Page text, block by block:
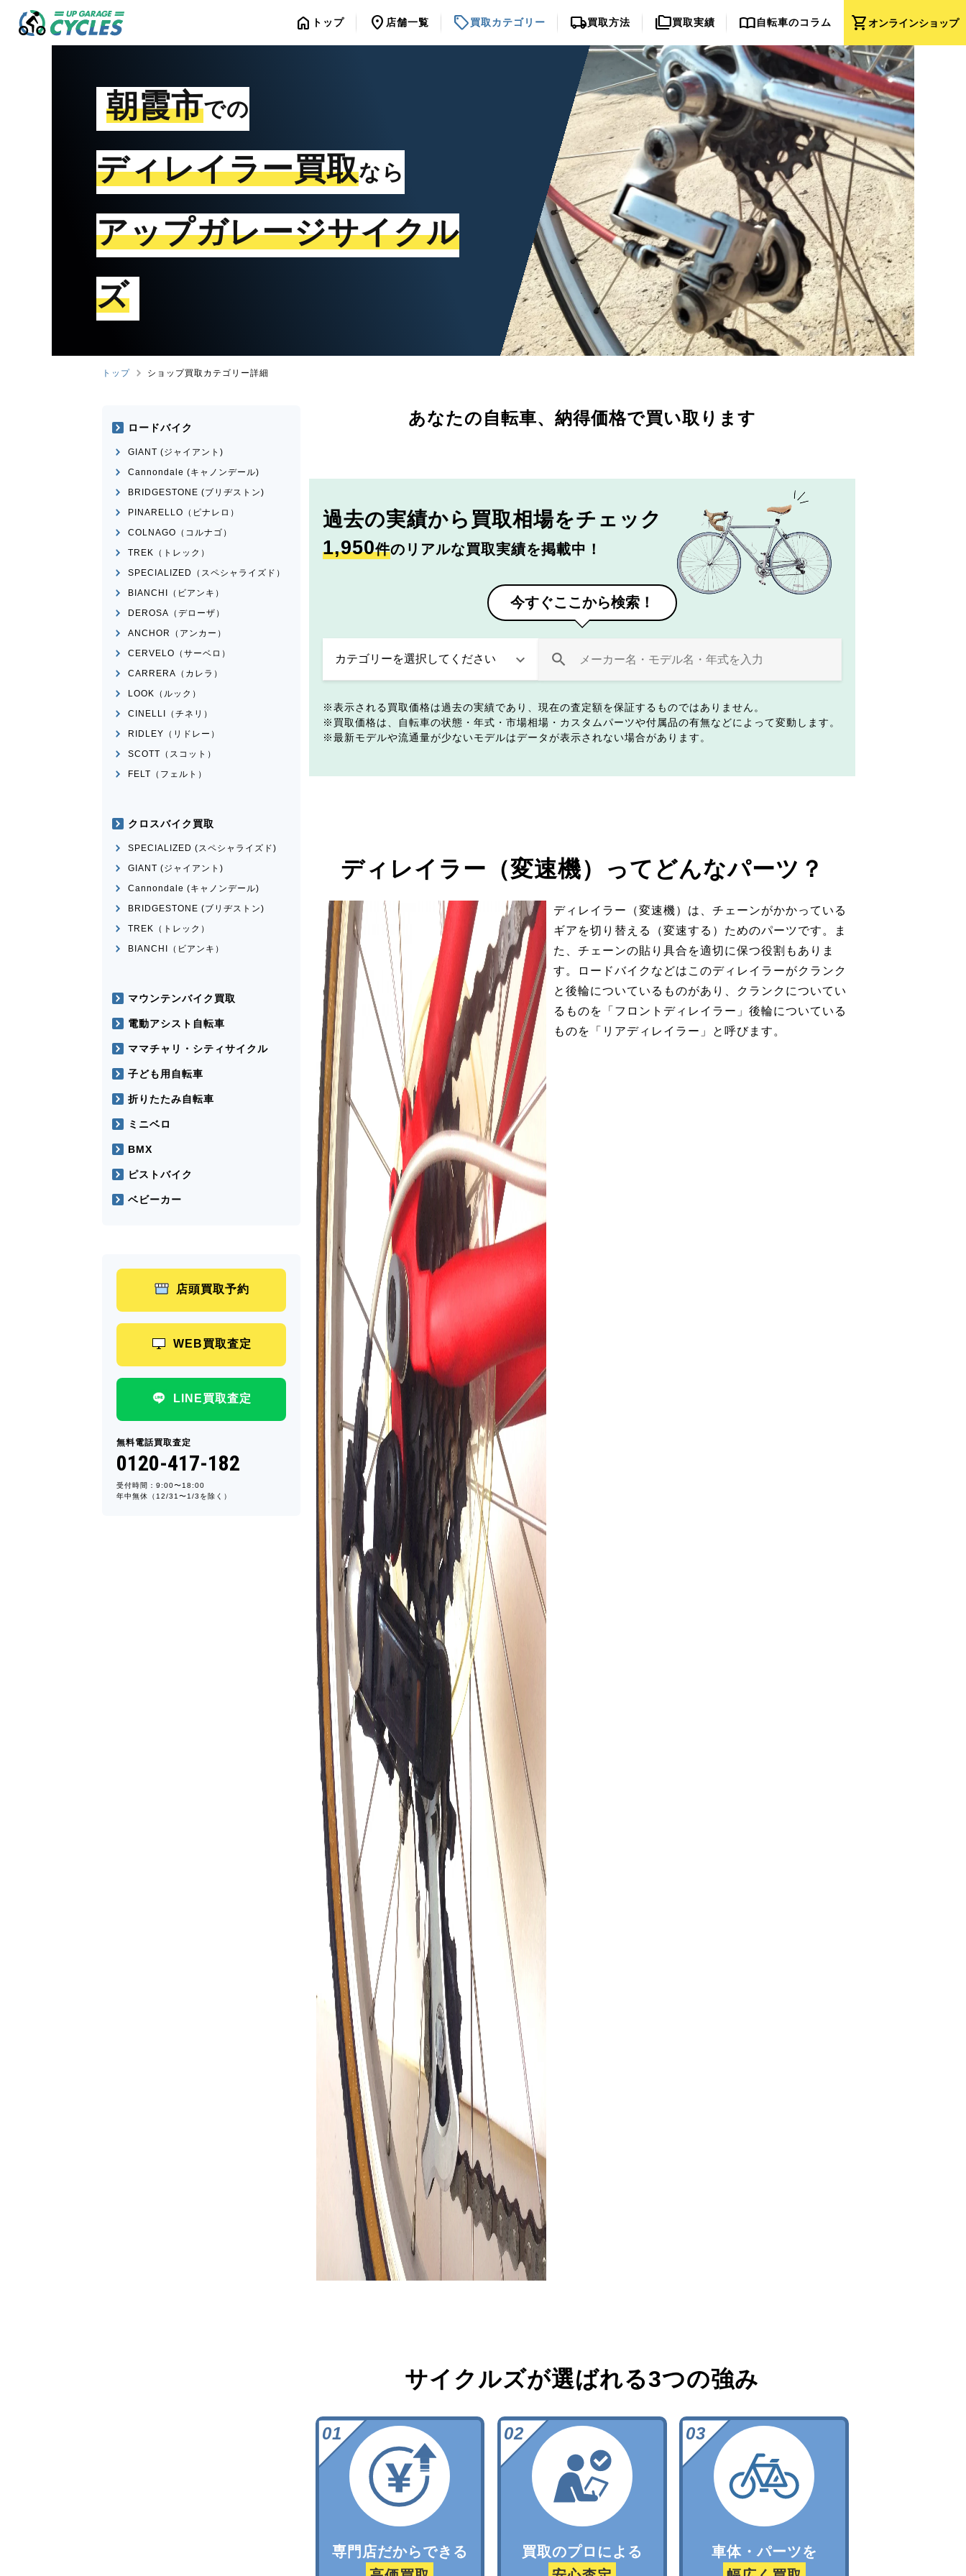
shopping_cartオンラインショップ
home トップ location_on 店舗一覧 sell買取カテゴリー local_shipping買取方法 folder_copy買取実績 import_contacts自転車のコラム
朝霞市での
ディレイラー買取なら
アップガレージサイクル
ズ
トップ ショップ買取カテゴリー詳細
あなたの自転車、 納得価格で買い取ります
過去の実績から 買取相場をチェック
1,950件のリアルな買取実績を掲載中！
今すぐここから検索！
表示される買取価格は過去の実績であり、現在の査定額を保証するものではありません。
買取価格は、自転車の状態・年式・市場相場・カスタムパーツや付属品の有無などによって変動します。
最新モデルや流通量が少ないモデルはデータが表示されない場合があります。
ディレイラー（変速機）ってどんなパーツ？
ディレイラー（変速機）は、チェーンがかかっている
ギアを切り替える（変速する）ためのパーツです。ま
た、チェーンの貼り具合を適切に保つ役割もありま
す。ロードバイクなどはこのディレイラーがクランク
と後輪についているものがあり、クランクについてい
るものを「フロントディレイラー」後輪についている
ものを「リアディレイラー」と呼びます。
サイクルズが選ばれる3つの強み
専門店だからできる
買取のプロによる
車体・パーツを
ロードバイク
GIANT (ジャイアント)
Cannondale (キャノンデール)
BRIDGESTONE (ブリヂストン)
PINARELLO（ピナレロ）
COLNAGO（コルナゴ）
TREK（トレック）
SPECIALIZED（スペシャライズド）
BIANCHI（ビアンキ）
DEROSA（デローザ）
ANCHOR（アンカー）
CERVELO（サーベロ）
CARRERA（カレラ）
LOOK（ルック）
CINELLI（チネリ）
RIDLEY（リドレー）
SCOTT（スコット）
FELT（フェルト）
クロスバイク買取
SPECIALIZED (スペシャライズド)
GIANT (ジャイアント)
Cannondale (キャノンデール)
BRIDGESTONE (ブリヂストン)
TREK（トレック）
BIANCHI（ビアンキ）
マウンテンバイク買取
電動アシスト自転車
ママチャリ・シティサイクル
子ども用自転車
折りたたみ自転車
ミニベロ
BMX
ピストバイク
ベビーカー
店頭買取予約
WEB買取査定
LINE買取査定
無料電話買取査定
0120-417-182
受付時間：9:00〜18:00
年中無休（12/31〜1/3を除く）